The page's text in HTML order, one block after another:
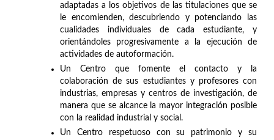
adaptadas a los objetivos de las titulaciones que se
le encomienden, descubriendo y potenciando las
cualidades individuales de cada estudiante, y
orientándoles progresivamente a la ejecución de
actividades de autoformación.
Un Centro que fomente el contacto y la
colaboración de sus estudiantes y profesores con
industrias, empresas y centros de investigación, de
manera que se alcance la mayor integración posible
con la realidad industrial y social.
Un Centro respetuoso con su patrimonio y su